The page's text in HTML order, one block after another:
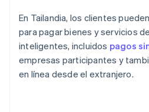
En Tailandia, los clientes
para pagar bienes y servicios
inteligentes, incluidos pagos
empresas participantes y
en línea desde el extranjero.